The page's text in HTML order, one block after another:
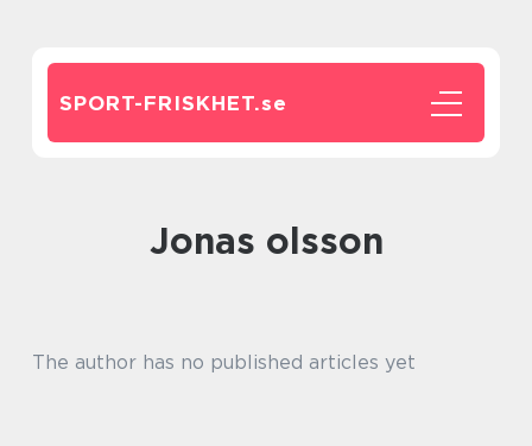
SPORT-FRISKHET.se
jonas olsson
The author has no published articles yet